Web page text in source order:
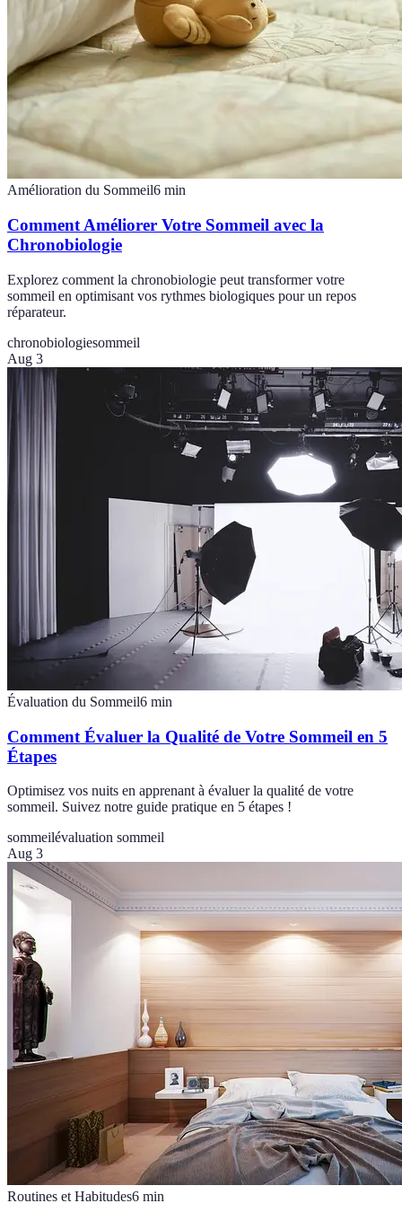
Amélioration du Sommeil6 min
Comment Améliorer Votre Sommeil avec la
Chronobiologie
Explorez comment la chronobiologie peut transformer votre
sommeil en optimisant vos rythmes biologiques pour un repos
réparateur.
chronobiologiesommeil
Aug 3
Évaluation du Sommeil6 min
Comment Évaluer la Qualité de Votre Sommeil en 5
Étapes
Optimisez vos nuits en apprenant à évaluer la qualité de votre
sommeil. Suivez notre guide pratique en 5 étapes !
sommeilévaluation sommeil
Aug 3
Routines et Habitudes6 min